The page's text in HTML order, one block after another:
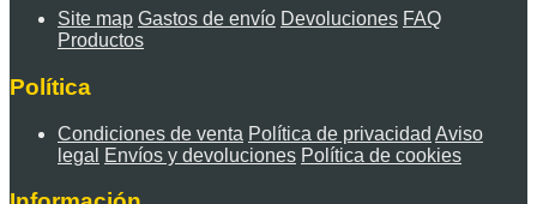
185,00€.169,00€.
Site map Gastos de envío Devoluciones FAQ
Productos
Política
Condiciones de venta Política de privacidad Aviso
legal
Envíos y devoluciones Política de cookies